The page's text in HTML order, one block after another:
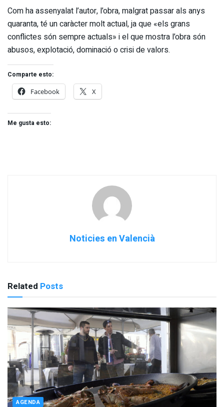
Com ha assenyalat l’autor, l’obra, malgrat passar als anys
quaranta, té un caràcter molt actual, ja que «els grans
conflictes són sempre actuals» i el que mostra l’obra són
abusos, explotació, dominació o crisi de valors.
Comparte esto:
Facebook
X
Me gusta esto:
Noticies en Valencià
Related Posts
AGENDA